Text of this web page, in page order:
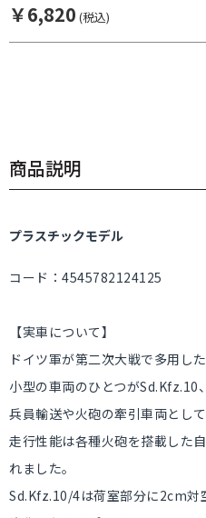
￥6,820 (税込)
商品説明
プラスチックモデル
コード：4545782124125
【実車について】
ドイツ軍が第二次大戦で多用し
小型の車両のひとつがSd.Kfz.10
兵員輸送や火砲の牽引車両とし
走行性能は各種火砲を搭載した
れました。
Sd.Kfz.10/4は荷室部分に2cm対